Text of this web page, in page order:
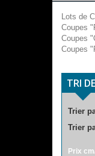
Lots de
Coupes
Coupes
Coupes
TRI
Trier
Trier
Prix